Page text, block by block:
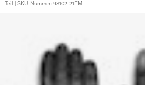
Teil | SKU-Nummer: 98102-21EM